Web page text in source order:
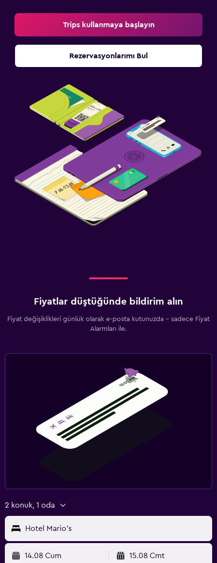
Trips kullanmaya başlayın
Rezervasyonlarımı Bul
Fiyatlar düştüğünde bildirim alın
Fiyat değişiklikleri günlük olarak e-posta kutunuzda - sadece Fiyat
Alarmları ile.
2 konuk, 1 oda
Hotel Mario's
14.08 Cum 15.08 Cmt